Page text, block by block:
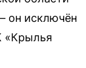
он исключён
«Крылья